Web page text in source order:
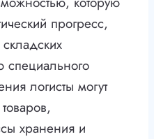
прогресс,
складских
логисты могут
хранения и